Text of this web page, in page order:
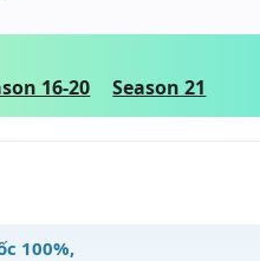
16-20 Season 21
100%,